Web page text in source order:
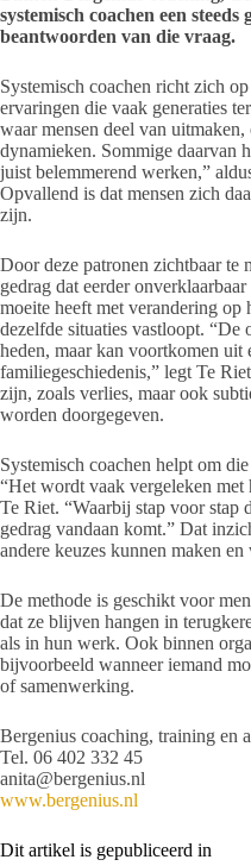
systemisch coachen een
beantwoorden van die vraag.
Systemisch coachen richt zich
ervaringen die vaak generaties
waar mensen deel van uitmaken,
dynamieken. Sommige daarvan
juist belemmerend werken,”
Opvallend is dat mensen zich
zijn.
Door deze patronen zichtbaar te
gedrag dat eerder
moeite heeft met verandering op
dezelfde situaties vastloopt.
heden, maar kan voortkomen uit
familiegeschiedenis,” legt Te
zijn, zoals verlies, maar ook
worden doorgegeven.
Systemisch coachen helpt om
“Het wordt vaak vergeleken met
Te Riet. “Waarbij stap voor stap
gedrag vandaan komt.” Dat
andere keuzes kunnen maken
De methode is geschikt voor
dat ze blijven hangen in
als in hun werk. Ook binnen
bijvoorbeeld wanneer iemand
of samenwerking.
Bergenius coaching, training en
Tel. 06 402 332 45
anita@bergenius.nl
www.bergenius.nl
Dit artikel is gepubliceerd in